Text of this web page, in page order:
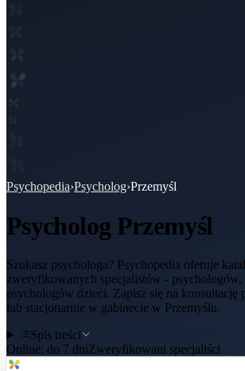
Psychopedia›Psycholog›Przemyśl
Psycholog Przemyśl
Szukasz psychologa? Psychopedia oferuje
zweryfikowanych specjalistów - psychologów,
psychologów dzieci. Zapisz się na konsultację
lub stacjonarnie w gabinecie w Przemyślu.
Spis treści
Online: do 7 dniZweryfikowani specjaliści